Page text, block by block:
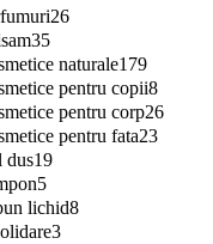
26
35
naturale179
pentru copii8
pentru corp26
pentru fata23
dus19
5
lichid8
3